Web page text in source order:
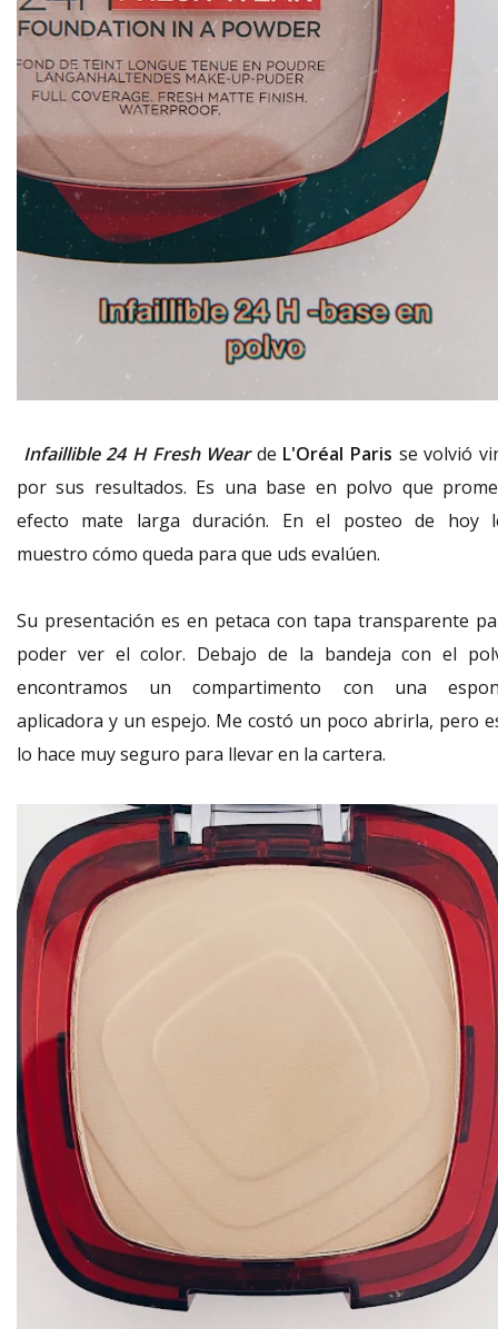
Infaillible 24 HFresh Wearde L'Oréal Paris se volvió
por sus resultados. Es una base en polvo que
efecto mate larga duración. En el posteo de hoy
muestro cómo queda para que uds evalúen.
Su presentación es en petaca con tapa transparente
poder ver el color. Debajo de la bandeja con el
encontramos un compartimento con una
aplicadora y un espejo. Me costó un poco abrirla, pero
lo hace muy seguro para llevar en la cartera.